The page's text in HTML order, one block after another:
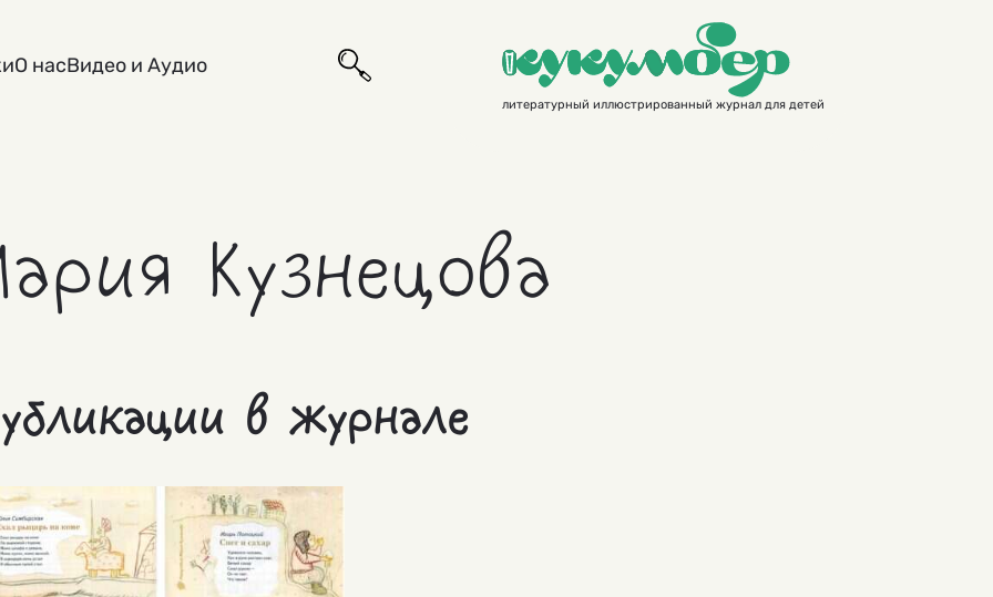
О насВидео и Аудио
литературный иллюстрированный журнал для детей
Кузнецова
в журнале